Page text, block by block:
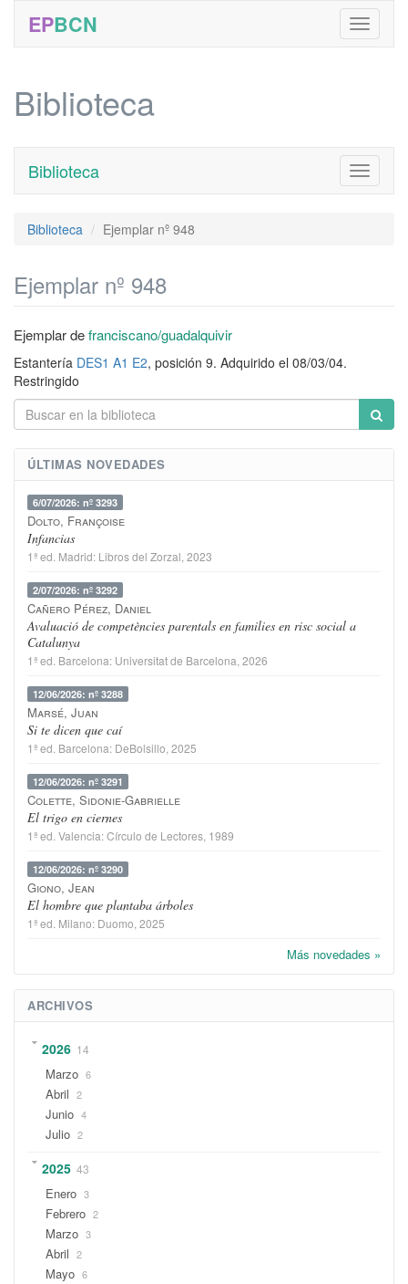
EPBCN
Biblioteca
Toggle
Biblioteca
Biblioteca Ejemplar nº 948
Ejemplar nº 948
Ejemplar defranciscano/guadalquivir
Estantería DES1 A1 E2, posición 9. Adquirido el 08/03/04.
Restringido
ÚLTIMAS NOVEDADES
6/07/2026: nº 3293
Dolto, Françoise
Infancias
1ª ed. Madrid: Libros del Zorzal , 2023
2/07/2026: nº 3292
Cañero Pérez, Daniel
Avaluació de competències parentals en families en risc social a
Catalunya
1ª ed. Barcelona: Universitat de Barcelona , 2026
12/06/2026: nº 3288
Marsé, Juan
Si te dicen que caí
1ª ed. Barcelona: DeBolsillo , 2025
12/06/2026: nº 3291
Colette, Sidonie-Gabrielle
El trigo en ciernes
1ª ed. Valencia:Círculo de Lectores , 1989
12/06/2026: nº 3290
Giono, Jean
El hombre que plantaba árboles
1ª ed. Milano: Duomo , 2025
Más novedades »
ARCHIVOS
2026 14
Marzo 6
Abril 2
Junio 4
Julio 2
2025 43
Enero 3
Febrero 2
Marzo 3
Abril 2
Mayo 6